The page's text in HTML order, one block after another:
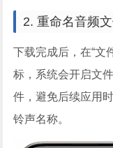
2. 重命名音频
下载完成后，在“文
标，系统会开启文
件，避免后续应用
铃声名称。